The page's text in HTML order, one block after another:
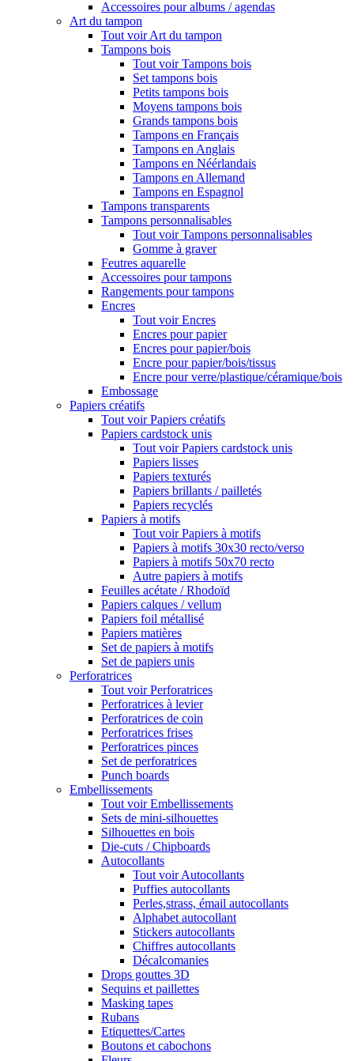
Accessoires pour albums / agendas
Art du tampon
Tout voir Art du tampon
Tampons bois
Tout voir Tampons bois
Set tampons bois
Petits tampons bois
Moyens tampons bois
Grands tampons bois
Tampons en Français
Tampons en Anglais
Tampons en Néérlandais
Tampons en Allemand
Tampons en Espagnol
Tampons transparents
Tampons personnalisables
Tout voir Tampons personnalisables
Gomme à graver
Feutres aquarelle
Accessoires pour tampons
Rangements pour tampons
Encres
Tout voir Encres
Encres pour papier
Encres pour papier/bois
Encre pour papier/bois/tissus
Encre pour verre/plastique/céramique/bois
Embossage
Papiers créatifs
Tout voir Papiers créatifs
Papiers cardstock unis
Tout voir Papiers cardstock unis
Papiers lisses
Papiers texturés
Papiers brillants / pailletés
Papiers recyclés
Papiers à motifs
Tout voir Papiers à motifs
Papiers à motifs 30x30 recto/verso
Papiers à motifs 50x70 recto
Autre papiers à motifs
Feuilles acétate / Rhodoïd
Papiers calques / vellum
Papiers foil métallisé
Papiers matières
Set de papiers à motifs
Set de papiers unis
Perforatrices
Tout voir Perforatrices
Perforatrices à levier
Perforatrices de coin
Perforatrices frises
Perforatrices pinces
Set de perforatrices
Punch boards
Embellissements
Tout voir Embellissements
Sets de mini-silhouettes
Silhouettes en bois
Die-cuts / Chipboards
Autocollants
Tout voir Autocollants
Puffies autocollants
Perles,strass, émail autocollants
Alphabet autocollant
Stickers autocollants
Chiffres autocollants
Décalcomanies
Drops gouttes 3D
Sequins et paillettes
Masking tapes
Rubans
Etiquettes/Cartes
Boutons et cabochons